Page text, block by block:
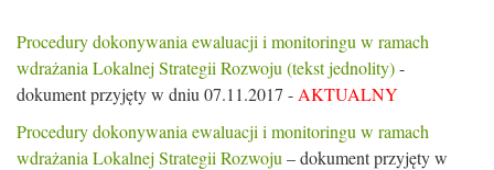
Procedury dokonywania ewaluacji i monitoringu w ramach
wdrażania Lokalnej Strategii Rozwoju (tekst jednolity)-
dokument przyjęty w dniu 07.11.2017 - AKTUALNY
Procedury dokonywania ewaluacji i monitoringu w ramach
wdrażania Lokalnej Strategii Rozwoju – dokument przyjęty w